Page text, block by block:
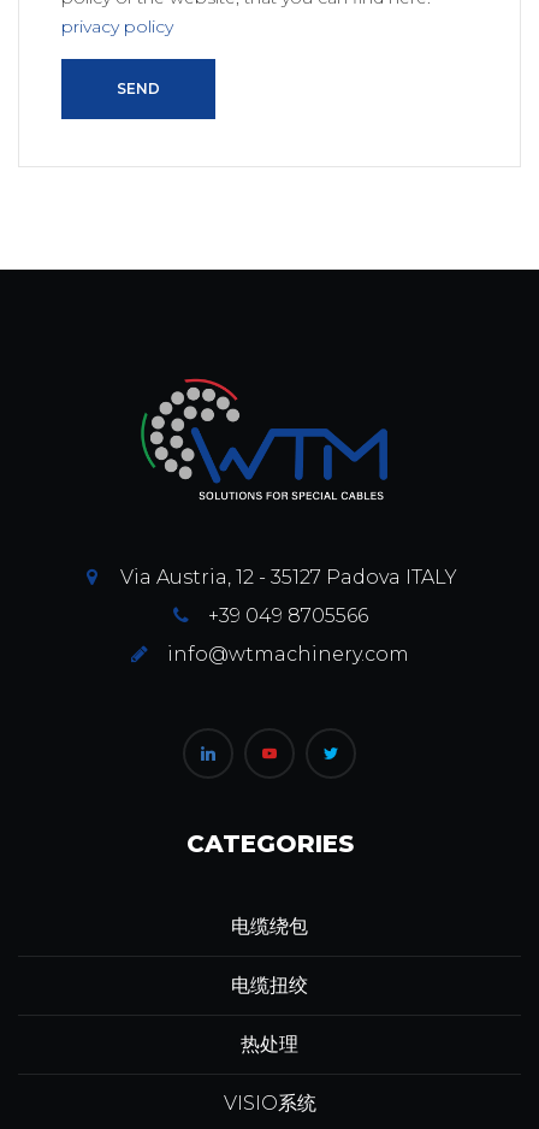
privacy policy
SEND
Via Austria, 12 - 35127 Padova ITALY
+39 049 8705566
info@wtmachinery.com
CATEGORIES
电缆绕包
电缆扭绞
热处理
VISIO系统